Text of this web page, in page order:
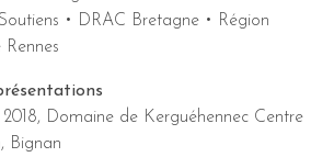
• DRAC Bretagne • Région
2018, Domaine de Kerguéhennec Centre
Bignan